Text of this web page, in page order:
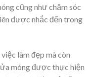
cũng như chăm sóc
được nhắc đến trong
làm đẹp mà còn
móng được thực hiện